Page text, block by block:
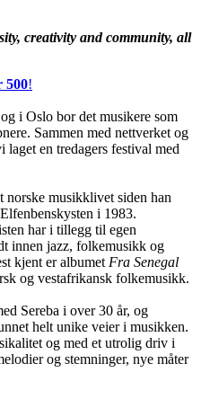
creativity and community, all
500!
i Oslo bor det musikere som
Sammen med nettverket og
laget en tredagers festival med
norske musikklivet siden han
i 1983.
har i tillegg til egen
innen jazz, folkemusikk og
kjent er albumet Fra Senegal
og vestafrikansk folkemusikk.
Sereba i over 30 år, og
helt unike veier i musikken.
og med et utrolig driv i
og stemninger, nye måter